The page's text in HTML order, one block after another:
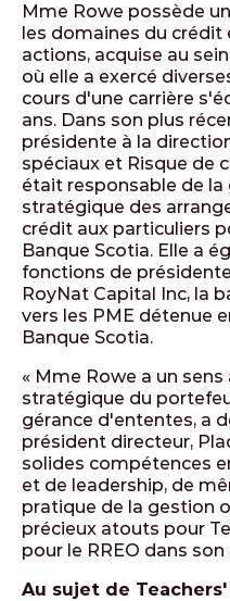
Mme Rowe possède
les domaines du crédit
actions, acquise au
où elle a exercé
cours d'une carrière
ans. Dans son plus
présidente à la
spéciaux et Risque de
était responsable de
stratégique des
crédit aux particuliers
Banque Scotia. Elle a
fonctions de
RoyNat Capital Inc, la
vers les PME détenue
Banque Scotia.
« Mme Rowe a un
stratégique du
gérance d'ententes, a
président directeur,
solides compétences
et de leadership, de
pratique de la gestion
précieux atouts pour
pour le RREO dans son
Au sujet de